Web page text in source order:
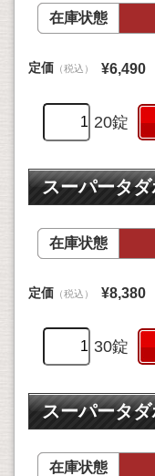
在庫状態
定価 （税込） ¥6,490
20錠
スーパータ
在庫状態
定価 （税込） ¥8,380
30錠
スーパータ
在庫状態